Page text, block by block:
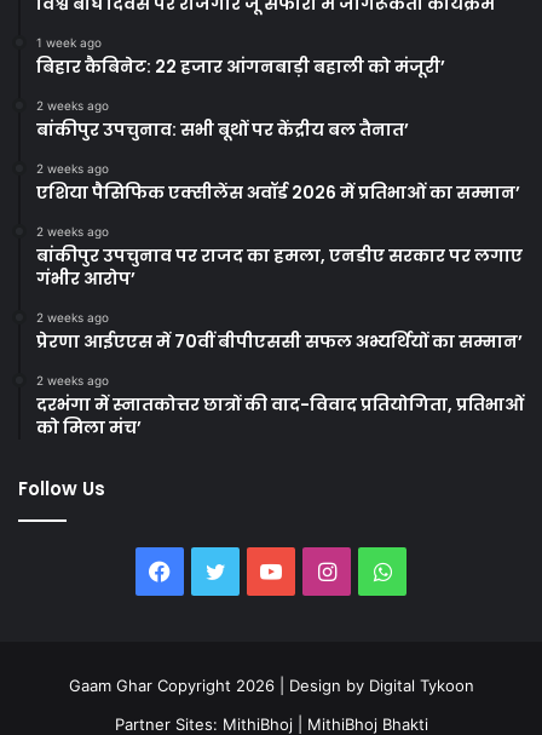
1 week ago
बिहार कैबिनेट: 22 हजार आंगनबाड़ी बहाली को मंजूरी’
2 weeks ago
बांकीपुर उपचुनाव: सभी बूथों पर केंद्रीय बल तैनात’
2 weeks ago
एशिया पैसिफिक एक्सीलेंस अवॉर्ड 2026 में प्रतिभाओं का सम्मान’
2 weeks ago
बांकीपुर उपचुनाव पर राजद का हमला, एनडीए सरकार पर लगाए
गंभीर आरोप’
2 weeks ago
प्रेरणा आईएएस में 70वीं बीपीएससी सफल अभ्यर्थियों का सम्मान’
2 weeks ago
दरभंगा में स्नातकोत्तर छात्रों की वाद-विवाद प्रतियोगिता, प्रतिभाओं
को मिला मंच’
Follow Us
Facebook
TwitterYouTubeInstagramWhatsApp
Gaam Ghar Copyright 2026 | Design by Digital Tykoon
Partner Sites: MithiBhoj MithiBhoj Bhakti